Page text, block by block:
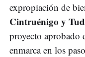
expropiación de
Cintruénigo y
proyecto aprobado
enmarca en los